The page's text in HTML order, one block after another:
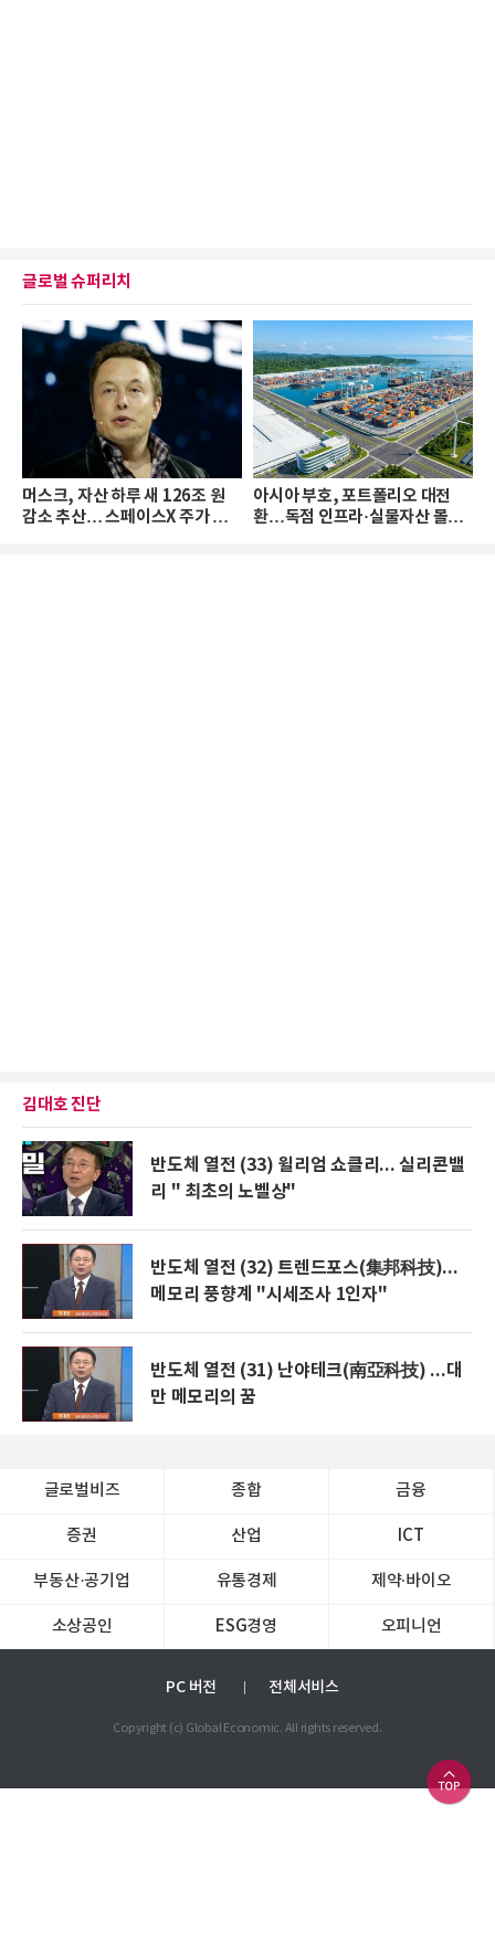
글로벌 슈퍼리치
머스크, 자산 하루 새 126조 원
감소 추산… 스페이스X 주가 하
아시아 부호, 포트폴리오 대전
환…독점 인프라·실물자산 몰린
김대호 진단
반도체 열전 (33) 윌리엄 쇼클리... 실리콘밸
리 " 최초의 노벨상"
반도체 열전 (32) 트렌드포스(集邦科技)...
메모리 풍향계 "시세조사 1인자"
반도체 열전 (31) 난야테크(南亞科技) ...대
만 메모리의 꿈
글로벌비즈 종합 금융
증권 산업 ICT
부동산·공기업 유통경제 제약∙바이오
소상공인 ESG경영 오피니언
PC 버전 전체서비스
Copyright (c) Global Economic. All rights reserved.